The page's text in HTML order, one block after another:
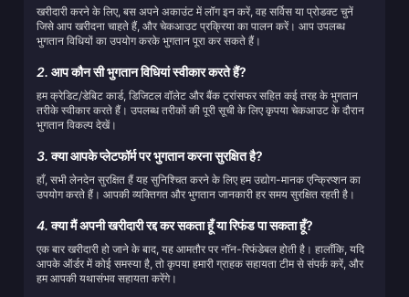
खरीदारी करने के लिए, बस अपने अकाउंट में लॉग इन करें, वह सर्विस या प्रोडक्ट चुनें
जिसे आप खरीदना चाहते हैं, और चेकआउट प्रक्रिया का पालन करें। आप उपलब्ध
भुगतान विधियों का उपयोग करके भुगतान पूरा कर सकते हैं।
2. आप कौन सी भुगतान विधियां स्वीकार करते हैं?
हम क्रेडिट/डेबिट कार्ड, डिजिटल वॉलेट और बैंक ट्रांसफर सहित कई तरह के भुगतान
तरीके स्वीकार करते हैं। उपलब्ध तरीकों की पूरी सूची के लिए कृपया चेकआउट के दौरान
भुगतान विकल्प देखें।
3.क्या आपके प्लेटफॉर्म पर भुगतान करना सुरक्षित है?
हाँ, सभी लेनदेन सुरक्षित हैं यह सुनिश्चित करने के लिए हम उद्योग-मानक एन्क्रिप्शन का
उपयोग करते हैं। आपकी व्यक्तिगत और भुगतान जानकारी हर समय सुरक्षित रहती है।
4.क्या मैं अपनी खरीदारी रद्द कर सकता हूँ या रिफंड पा सकता हूँ?
एक बार खरीदारी हो जाने के बाद, यह आमतौर पर नॉन-रिफंडेबल होती है। हालाँकि, यदि
आपके ऑर्डर में कोई समस्या है, तो कृपया हमारी ग्राहक सहायता टीम से संपर्क करें, और
हम आपकी यथासंभव सहायता करेंगे।